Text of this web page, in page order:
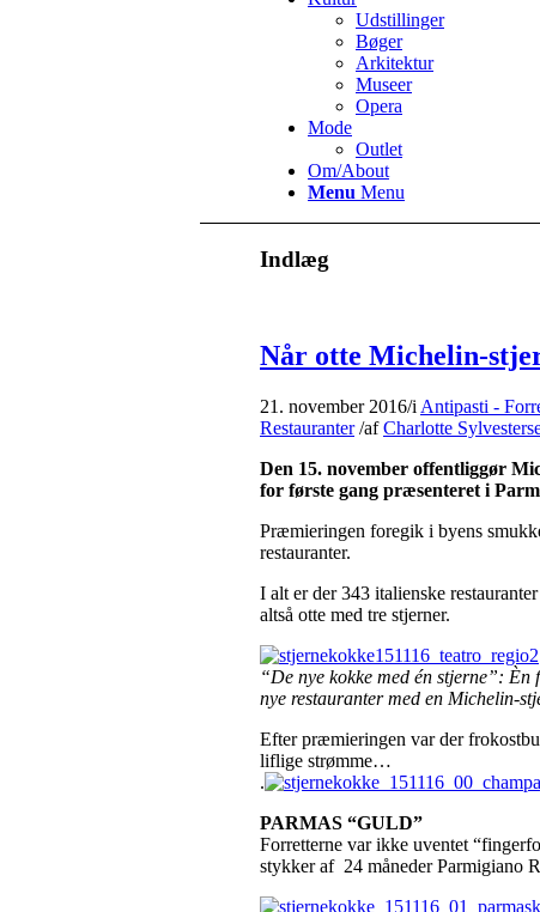
Udstillinger
Bøger
Arkitektur
Museer
Opera
Mode
Outlet
Om/About
Menu Menu
Indlæg
Når otte Michelin-
21. november 2016/i Antipasti -
Restauranter /afCharlotte
Den 15. november offentliggør
for første gang præsenteret i
Præmieringen foregik i byens
restauranter.
I alt er der 343 italienske
altså otte med tre stjerner.
“De nye kokke med én stjerne”:
nye restauranter med en Michelin-
Efter præmieringen var der
liflige strømme…
.
PARMAS “GULD”
Forretterne var ikke uventet
stykker af 24 måneder Parmigiano